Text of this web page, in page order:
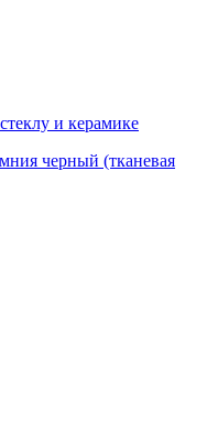
и керамике
черный (тканевая